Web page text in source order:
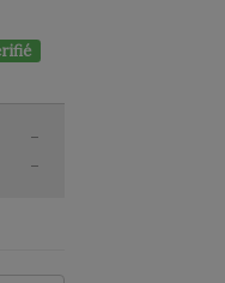
-
-